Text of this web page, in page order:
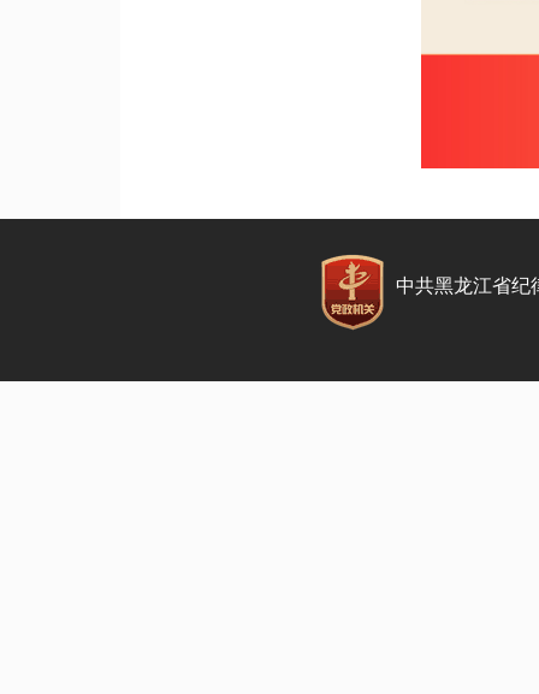
中共黑龙江省纪